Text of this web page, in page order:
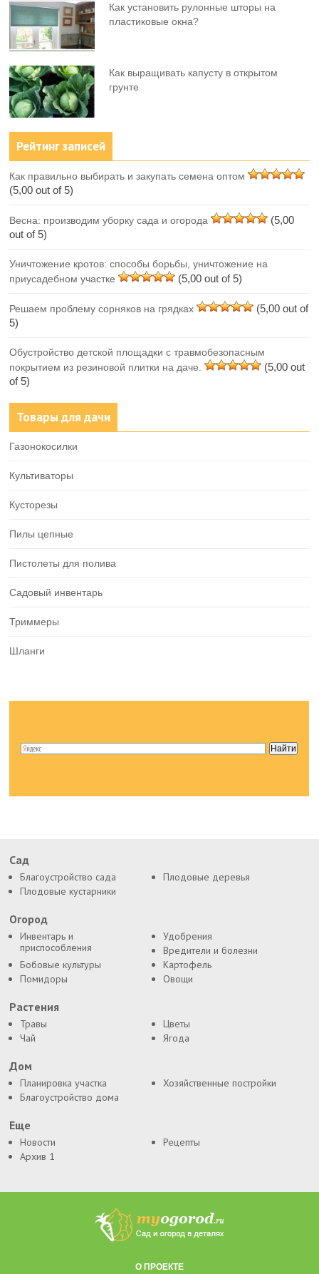
Как установить рулонные шторы на
пластиковые окна?
Как выращивать капусту в открытом
грунте
Рейтинг записей
Как правильно выбирать и закупать семена оптом
(5,00 out of 5)
Весна: производим уборку сада и огорода
(5,00
out of 5)
Уничтожение кротов: способы борьбы, уничтожение на
приусадебном участке
(5,00 out of 5)
Решаем проблему сорняков на грядках
(5,00 out of
5)
Обустройство детской площадки с травмобезопасным
покрытием из резиновой плитки на даче.
(5,00 out
of 5)
Товары для дачи
Газонокосилки
Культиваторы
Кусторезы
Пилы цепные
Пистолеты для полива
Садовый инвентарь
Триммеры
Шланги
Сад
Благоустройство сада
Плодовые деревья
Плодовые кустарники
Огород
Инвентарь и
приспособления
Удобрения
Вредители и болезни
Бобовые культуры
Картофель
Помидоры
Овощи
Растения
Травы
Цветы
Чай
Ягода
Дом
Планировка участка
Хозяйственные постройки
Благоустройство дома
Еще
Новости
Рецепты
Архив 1
О ПРОЕКТЕ